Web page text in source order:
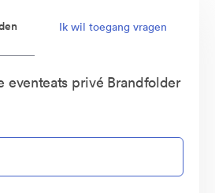
Ik wil toegang vragen
eventeats privé Brandfolder